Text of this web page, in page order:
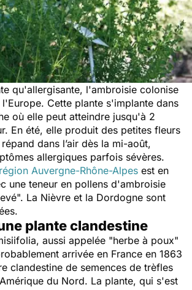
qu'allergisante, l'ambroisie colonise
Cette plante s'implante dans
où elle peut atteindre jusqu'à 2
En été, elle produit des petites fleurs
dans l’air dès la mi-août,
allergiques parfois sévères.
région Auvergne-Rhône-Alpes est en
une teneur en pollens d'ambroisie
La Nièvre et la Dordogne sont
plante clandestine
, aussi appelée "herbe à poux"
arrivée en France en 1863
clandestine de semences de trèfles
du Nord. La plante, qui s'est